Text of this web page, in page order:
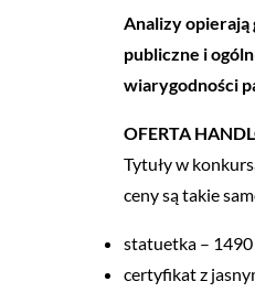
Analizy
publiczne i
wiarygodności
OFERTA
Tytuły w
ceny są takie
statuetka – 1490
certyfikat z